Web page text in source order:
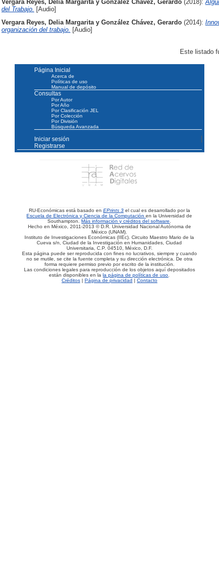
Vergara Reyes, Delia Margarita y González Chávez, Gerardo (2018):
del Trabajo. [Audio]
Vergara Reyes, Delia Margaritay González Chávez, Gerardo (2014):
organización del trabajo. [Audio]
Este listado
Página Inicial
Acerca de
Políticas de uso
Manual de depósito
Consultas
Por Autor
Por Año
Por Clasificación JEL
Por Colección
Por División
Búsqueda Avanzada
Iniciar sesión
Registrarse
RU-Económicas está basado en EPrints 3 el cual es desarrollado por la
Escuela de Electrónica y Ciencia de la Computaciónen la Universidad de
Southampton.Más información y créditos del software.
Hecho en México, 2011-2013 © D.R. Universidad Nacional Autónoma de
México (UNAM).
Instituto de Investigaciones Económicas (IIEc). Circuito Maestro Mario de la
Cueva s/n, Ciudad de la Investigación en Humanidades, Ciudad
Universitaria, C.P. 04510, México, D.F.
Esta página puede ser reproducida con fines no lucrativos, siempre y cuando
no se mutile, se cite la fuente completa y su dirección electrónica. De otra
forma requiere permiso previo por escrito de la institución.
Las condiciones legales para reproducción de los objetos aquí depositados
están disponibles en lala página de políticas de uso.
Créditos| Página de privacidad | Contacto